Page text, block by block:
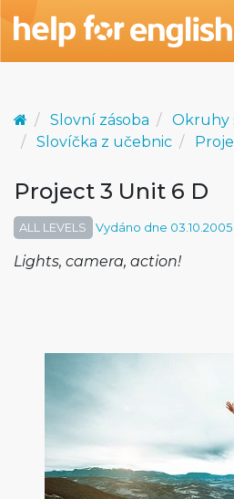
Slovní zásoba
Okruhy
Slovíčka z učebnic
Project 3 Unit 6 D
ALL LEVELS Vydáno dne 03.10.2005
Lights, camera, action!